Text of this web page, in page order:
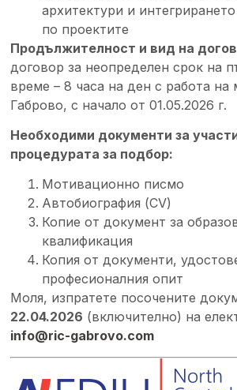
архитектури и
по проектите
Продължителност и вид на
договор за неопределен срок на
време – 8 часа на ден с работа на
Габрово, с начало от 01.05.2026 г.
Необходими документи за
процедурата за подбор:
Мотивационно писмо
Автобиография (CV)
Копие от документ за
квалификация
Копия от документи,
професионалния опит
Моля, изпратете посочените
22.04.2026 (включително) на
info@ric-gabrovo.com